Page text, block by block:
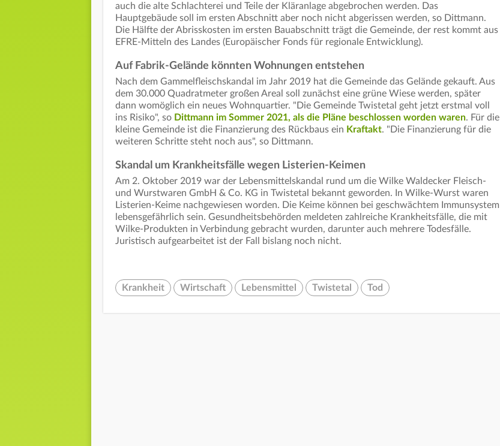
auch die alte Schlachterei und Teile der Kläranlage abgebrochen werden. Das
Hauptgebäude soll im ersten Abschnitt aber noch nicht abgerissen werden, so Dittmann.
Die Hälfte der Abrisskosten im ersten Bauabschnitt trägt die Gemeinde, der rest kommt aus
EFRE-Mitteln des Landes (Europäischer Fonds für regionale Entwicklung).
Auf Fabrik-Gelände könnten Wohnungen entstehen
Nach dem Gammelfleischskandal im Jahr 2019 hat die Gemeinde das Gelände gekauft. Aus
dem 30.000 Quadratmeter großen Areal soll zunächst eine grüne Wiese werden, später
dann womöglich ein neues Wohnquartier. "Die Gemeinde Twistetal geht jetzt erstmal voll
ins Risiko", so Dittmann im Sommer 2021, als die Pläne beschlossen worden waren. Für die
kleine Gemeinde ist die Finanzierung des Rückbaus ein Kraftakt. "Die Finanzierung für die
weiteren Schritte steht noch aus", so Dittmann.
Skandal um Krankheitsfälle wegen Listerien-Keimen
Am 2. Oktober 2019 war der Lebensmittelskandal rund um die Wilke Waldecker Fleisch-
und Wurstwaren GmbH & Co. KG in Twistetal bekannt geworden. In Wilke-Wurst waren
Listerien-Keime nachgewiesen worden. Die Keime können bei geschwächtem Immunsystem
lebensgefährlich sein. Gesundheitsbehörden meldeten zahlreiche Krankheitsfälle, die mit
Wilke-Produkten in Verbindung gebracht wurden, darunter auch mehrere Todesfälle.
Juristisch aufgearbeitet ist der Fall bislang noch nicht.
Krankheit Wirtschaft Lebensmittel Twistetal Tod